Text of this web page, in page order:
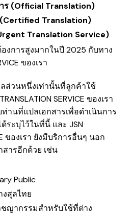
ร (Official Translation)
Translation)
Translation Service)
งการสูงมากในปี 2025 กับทาง
ของเรา
ส่วนหนึ่งเท่านั้นที่ลูกค้าใช้
SERVICE ของเรา
านที่แปลเอกสารเพื่อดำเนินการ
ระบุไว้ในที่นี้ และ JSN
ของเรา ยังมีบริการอื่นๆ นอก
สารอีกด้วย เช่น
Public
งสุลไทย
ญากรรมสำหรับใช้ที่ต่าง